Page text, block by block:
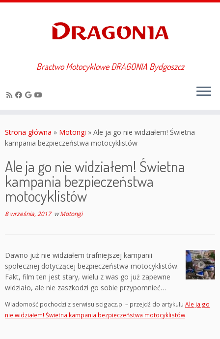
do
treści
Bractwo Motocyklowe DRAGONIA Bydgoszcz
Strona główna » Motongi » Ale ja go nie widziałem! Świetna
kampania bezpieczeństwa motocyklistów
Ale ja go nie widziałem! Świetna
kampania bezpieczeństwa
motocyklistów
8 września, 2017wMotongi
Dawno już nie widziałem trafniejszej kampanii
społecznej dotyczącej bezpieczeństwa motocyklistów.
Fakt, film ten jest stary, wielu z was go już zapewne
widziało, ale nie zaszkodzi go sobie przypomnieć…
Wiadomość pochodzi z serwisu scigacz.pl – przejdź do artykułu Ale ja go
nie widziałem! Świetna kampania bezpieczeństwa motocyklistów